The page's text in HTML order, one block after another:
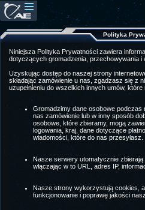
Polityka
Niniejsza Polityka Prywatności zawiera
dotyczących gromadzenia, przechowywania
Uzyskując dostęp do naszej strony
składając zamówienie u nas, zgadzasz się z
uzupełnieniu do wszelkich innych umów, które
Gromadzimy dane osobowe podczas
nas zamówienie lub w inny sposób
osobowe, które zbieramy, mogą
logowania, kraj, dane dotyczące
wiadomości, które do nas przesyłasz.
Nasze serwery utomatycznie
włączając w to URL, adres IP,
Nasze strony wykorzystują cookies,
funkcjonowanie i poprawę jakości